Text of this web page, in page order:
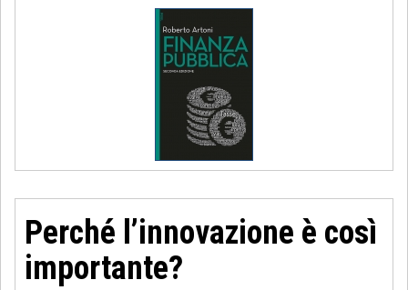
Perché l’innovazione è così
importante?